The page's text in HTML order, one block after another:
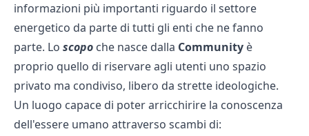
informazioni più importanti riguardo il settore
energetico da parte di tutti gli enti che ne fanno
parte. Lo scopo che nasce dalla Community è
proprio quello di riservare agli utenti uno spazio
privato ma condiviso, libero da strette ideologiche.
Un luogo capace di poter arricchirire la conoscenza
dell'essere umano attraverso scambi di: